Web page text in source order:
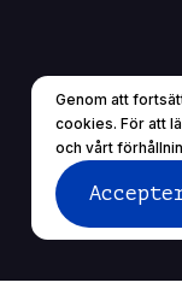
Genom att
cookies. För att
och vårt
© 2025